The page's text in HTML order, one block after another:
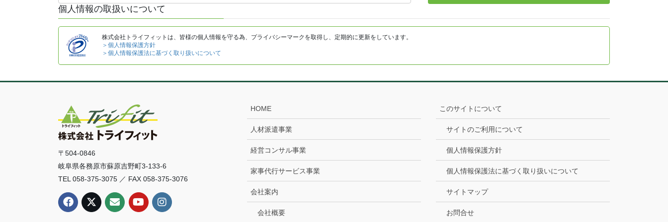
個人情報の取扱いについて
株式会社トライフィットは、皆様の個人情報を守る為、プライバシーマークを取得し、定期的に更新をしています。
＞個人情報保護方針
＞個人情報保護法に基づく取り扱いについて
〒504-0846
岐阜県各務原市蘇原吉野町3-133-6
TEL 058-375-3075 ／ FAX 058-375-3076
HOME
人材派遣事業
経営コンサル事業
家事代行サービス事業
会社案内
会社概要
このサイトについて
サイトのご利用について
個人情報保護方針
個人情報保護法に基づく取り扱いについて
サイトマップ
お問合せ